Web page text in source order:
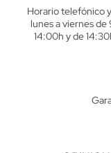
Horario telefónico
lunes a viernes de
14:00h y de